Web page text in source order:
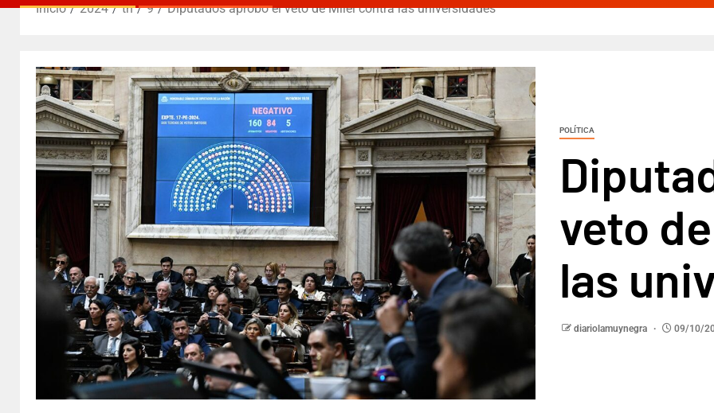
Inicio 2024 th 9 Diputados aprobó el veto de Milei contra las universidades
POLÍTICA
veto
las
diariolamuynegra 09/10/